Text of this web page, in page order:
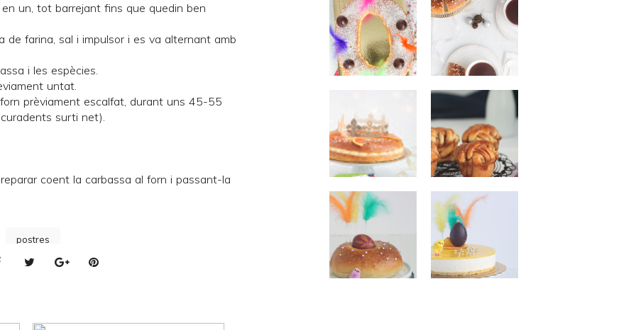
un, tot barrejant fins que quedin ben
de farina, sal i impulsor i es va alternant amb
i les espècies.
untat.
prèviament escalfat, durant uns 45-55
surti net).
coent la carbassa al forn i passant-la
postres